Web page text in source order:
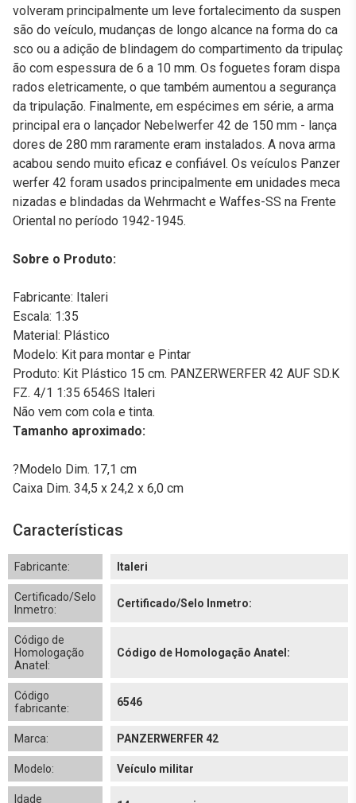
volveram principalmente um leve fortalecimento da suspen
são do veículo, mudanças de longo alcance na forma do ca
sco ou a adição de blindagem do compartimento da tripulaç
ão com espessura de 6 a 10 mm. Os foguetes foram dispa
rados eletricamente, o que também aumentou a segurança
da tripulação. Finalmente, em espécimes em série, a arma
principal era o lançador Nebelwerfer 42 de 150 mm - lança
dores de 280 mm raramente eram instalados. A nova arma
acabou sendo muito eficaz e confiável. Os veículos Panzer
werfer 42 foram usados principalmente em unidades meca
nizadas e blindadas da Wehrmacht e Waffes-SS na Frente
Oriental no período 1942-1945.
Sobre o Produto:
Fabricante: Italeri
Escala: 1:35
Material: Plástico
Modelo: Kit para montar e Pintar
Produto: Kit Plástico 15 cm. PANZERWERFER 42 AUF SD.K
FZ. 4/1 1:35 6546S Italeri
Não vem com cola e tinta.
Tamanho aproximado:
?Modelo Dim. 17,1 cm
Caixa Dim. 34,5 x 24,2 x 6,0 cm
Características
Fabricante: Italeri
Certificado/Selo
Inmetro:
Certificado/Selo Inmetro:
Código de
Homologação
Anatel:
Código de Homologação Anatel:
Código
fabricante:
6546
Marca: PANZERWERFER 42
Modelo: Veículo militar
Idade